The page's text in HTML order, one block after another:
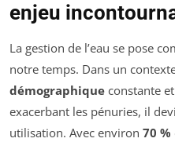
enjeu
La gestion de l’eau se pose
notre temps. Dans un
démographique constante
exacerbant les pénuries, il
utilisation. Avec environ 70 %